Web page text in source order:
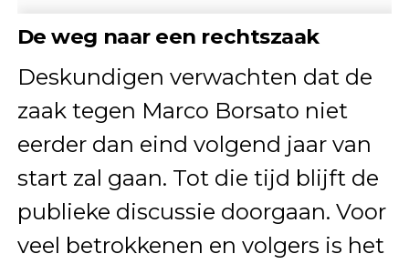
De weg naar een rechtszaak
Deskundigen verwachten dat de
zaak tegen Marco Borsato niet
eerder dan eind volgend jaar van
start zal gaan. Tot die tijd blijft de
publieke discussie doorgaan. Voor
veel betrokkenen en volgers is het